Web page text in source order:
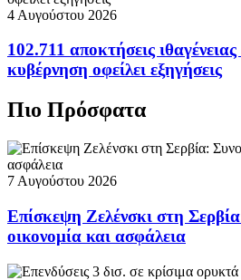
4 Αυγούστου 2026
102.711 αποκτήσεις
κυβέρνηση οφείλει εξηγήσεις
Πιο Πρόσφατα
7 Αυγούστου 2026
Επίσκεψη Ζελένσκι στη
οικονομία και ασφάλεια